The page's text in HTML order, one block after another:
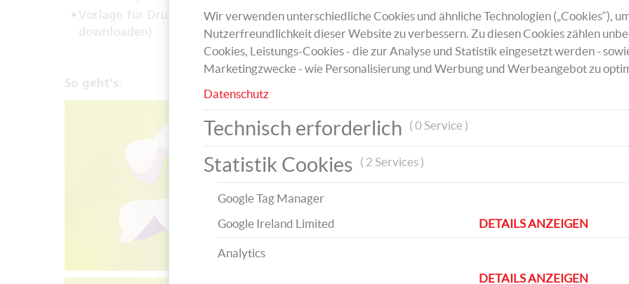
Vorlage für Druck:
Vorlage 1&Vorlage 2(hier
downloaden)
So geht's:
Bitte zu Beginn einen Erwachsenen, dass
Druckvorlagen (siehe Link oben)
gemeinsam ausschneidet und auf Bastel-
Transparentpapier überträgt.
Wir verwenden unterschiedliche Cookies und ähnliche Technologien („Cookies“),
Nutzerfreundlichkeit dieser Website zu verbessern. Zu diesen Cookies zählen
Cookies, Leistungs-Cookies - die zur Analyse und Statistik eingesetzt werden -
Marketingzwecke - wie Personalisierung und Werbung und Werbeangebot zu
Datenschutz
Technisch erforderlich ( 0 Service )
Statistik Cookies ( 2 Services )
Google Tag Manager
Google Ireland Limited
DETAILS ANZEIGEN
Analytics
DETAILS ANZEIGEN